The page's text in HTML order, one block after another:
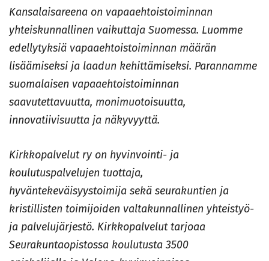
Kansalaisareena on vapaaehtoistoiminnan
yhteiskunnallinen vaikuttaja Suomessa. Luomme
edellytyksiä vapaaehtoistoiminnan määrän
lisäämiseksi ja laadun kehittämiseksi. Parannamme
suomalaisen vapaaehtoistoiminnan
saavutettavuutta, monimuotoisuutta,
innovatiivisuutta ja näkyvyyttä.
Kirkkopalvelut ry on hyvinvointi- ja
koulutuspalvelujen tuottaja,
hyväntekeväisyystoimija sekä seurakuntien ja
kristillisten toimijoiden valtakunnallinen yhteistyö-
ja palvelujärjestö. Kirkkopalvelut tarjoaa
Seurakuntaopistossa koulutusta 3500